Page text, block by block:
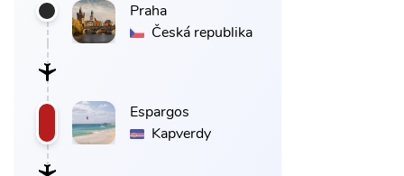
Praha
Česká republika
Espargos
Kapverdy